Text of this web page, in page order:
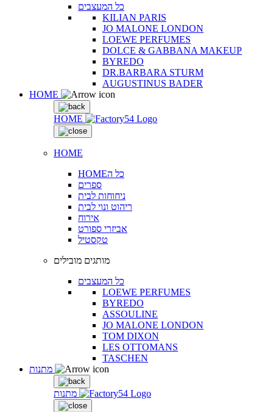
כל המעצבים
KILIAN PARIS
JO MALONE LONDON
LOEWE PERFUMES
DOLCE & GABBANA MAKEUP
BYREDO
DR.BARBARA STURM
AUGUSTINUS BADER
HOME
HOME
HOME
HOMEכל ה
ספרים
ניחוחות לבית
ריהוט ונוי לבית
אירוח
אביזרי ספורט
טקסטיל
מותגים מובילים
כל המעצבים
LOEWE PERFUMES
BYREDO
ASSOULINE
JO MALONE LONDON
TOM DIXON
LES OTTOMANS
TASCHEN
מתנות